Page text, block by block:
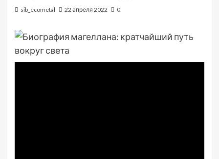
sib_ecometal 22 апреля 2022 0